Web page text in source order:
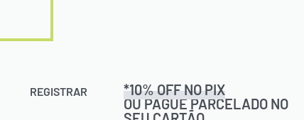
REGISTRAR
*10% OFF NO PIX
OU PAGUE PARCELADO NO